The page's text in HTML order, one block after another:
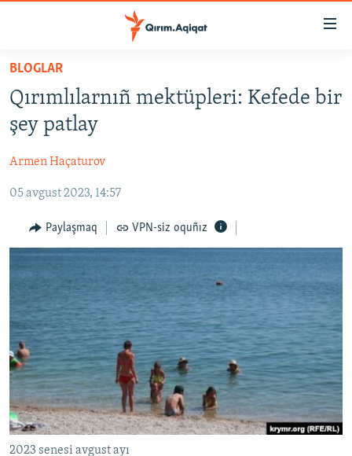
Esas
qaytmaq
Baş
navigatsiyağa
qaytmaq
qaytmaq
HABERLER
SİYASET
İQTİSADİYAT
CEMİYET
MEDENİYET
İNSAN AQLARI
VİDEO
SÜRET
BLOGLAR
FİKİR
Русский
Українською
QOŞULIÑIZ!
BLOGLAR
Qırımlılarnıñ mektüpleri: Kefede bir
şey patlay
Armen Haçaturov
05 avgust 2023, 14:57
Paylaşmaq VPN-siz oquñız
2023 senesi avgust ayı